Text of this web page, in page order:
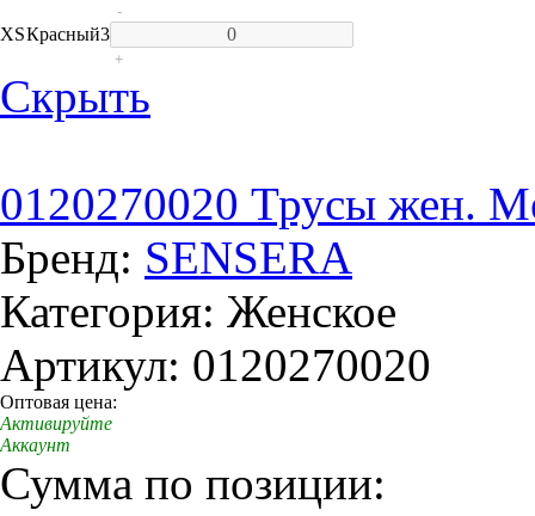
XSКрасный3
-
+
Скрыть
0120270020 Трусы жен.
Бренд: SENSERA
Категория: Женское
Артикул: 0120270020
Оптовая цена:
Активируйте
Аккаунт
Сумма по позиции: